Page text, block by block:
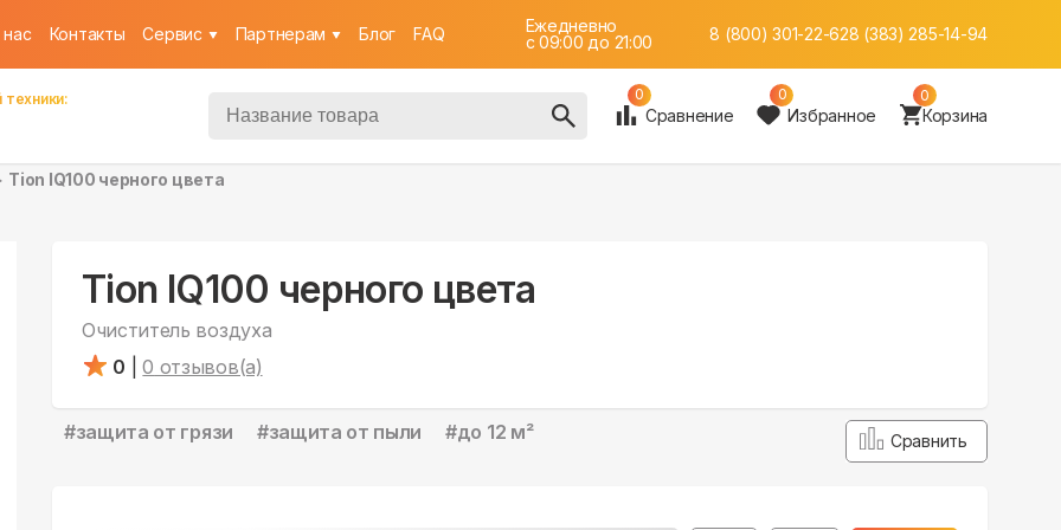
Контакты Cервис Партнерам Блог FAQ
Ежедневно
c 09:00 до 21:00
8 (800) 301-22-628 (383) 285-14-94
0
Сравнение
0
Избранное
0
Корзина
Tion IQ100 черного цвета
Tion IQ100 черного цвета
Очиститель воздуха
0
0 отзывов(а)
#защита от грязи #защита от пыли #до 12 м² Сравнить